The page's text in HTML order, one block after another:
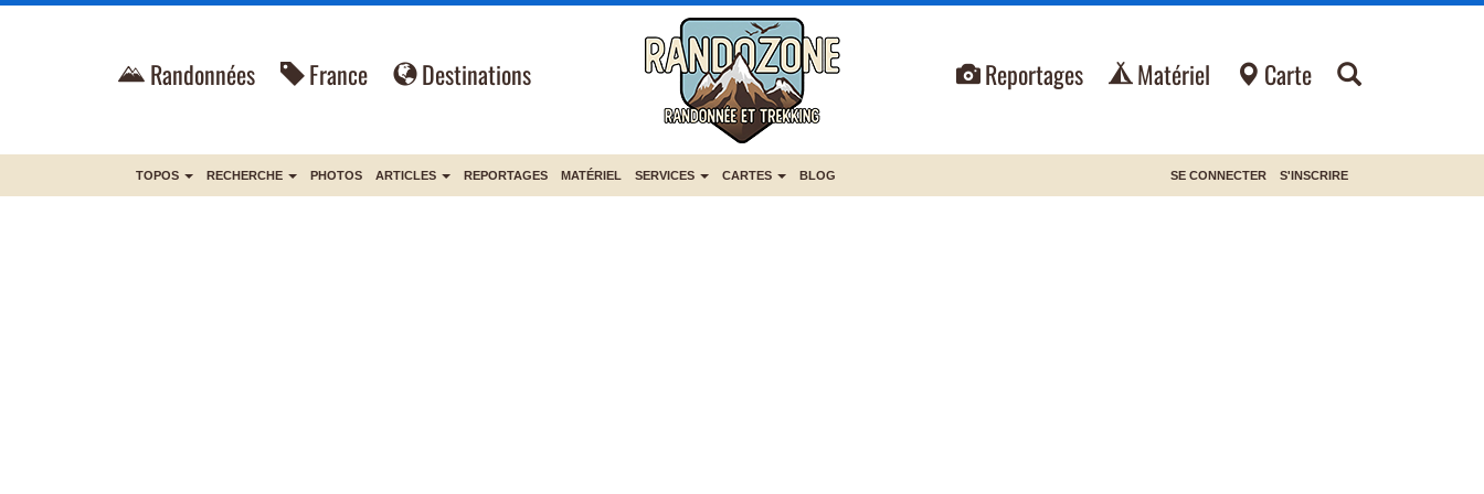
Randonnées France Destinations Reportages Matériel Carte
TOPOS RECHERCHE PHOTOS ARTICLES REPORTAGES MATÉRIEL SERVICES CARTES BLOG SE CONNECTER S'INSCRIRE